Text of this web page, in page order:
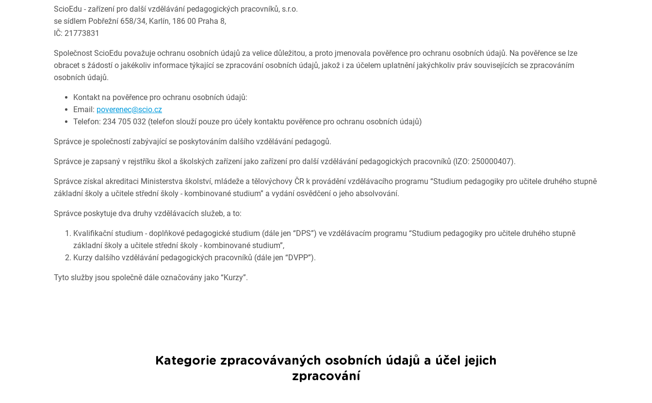
ScioEdu - zařízení pro další vzdělávání pedagogických pracovníků, s.r.o.
se sídlem Pobřežní 658/34, Karlín, 186 00 Praha 8,
IČ: 21773831
Společnost ScioEdu považuje ochranu osobních údajů za velice důležitou, a proto jmenovala pověřence pro ochranu osobních údajů. Na pověřence se lze
obracet s žádostí o jakékoliv informace týkající se zpracování osobních údajů, jakož i za účelem uplatnění jakýchkoliv práv souvisejících se zpracováním
osobních údajů.
Kontakt na pověřence pro ochranu osobních údajů:
Email: poverenec@scio.cz
Telefon: 234 705 032 (telefon slouží pouze pro účely kontaktu pověřence pro ochranu osobních údajů)
Správce je společností zabývající se poskytováním dalšího vzdělávání pedagogů.
Správce je zapsaný v rejstříku škol a školských zařízení jako zařízení pro další vzdělávání pedagogických pracovníků (IZO: 250000407).
Správce získal akreditaci Ministerstva školství, mládeže a tělovýchovy ČR k provádění vzdělávacího programu “Studium pedagogiky pro učitele druhého stupně
základní školy a učitele střední školy - kombinované studium” a vydání osvědčení o jeho absolvování.
Správce poskytuje dva druhy vzdělávacích služeb, a to:
Kvalifikační studium - doplňkové pedagogické studium (dále jen “DPS”) ve vzdělávacím programu “Studium pedagogiky pro učitele druhého stupně
základní školy a učitele střední školy - kombinované studium”,
Kurzy dalšího vzdělávání pedagogických pracovníků (dále jen “DVPP”).
Tyto služby jsou společně dále označovány jako “Kurzy”.
Kategorie zpracovávaných osobních údajů a účel jejich
zpracování